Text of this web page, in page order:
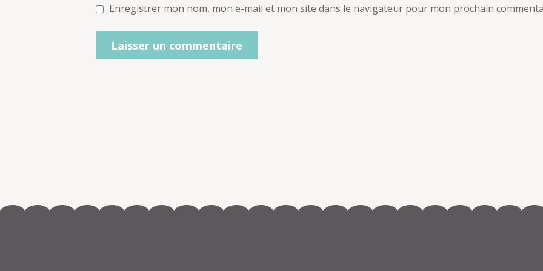
Enregistrer mon nom, mon e-mail et mon site dans le navigateur pour mon prochain